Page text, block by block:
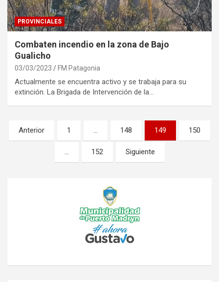
PROVINCIALES
Combaten incendio en la zona de Bajo
Gualicho
03/03/2023 FM Patagonia
Actualmente se encuentra activo y se trabaja para su
extinción. La Brigada de Intervención de la…
Paginación
de
entradas
Anterior 1 … 148 149 150
… 152 Siguiente